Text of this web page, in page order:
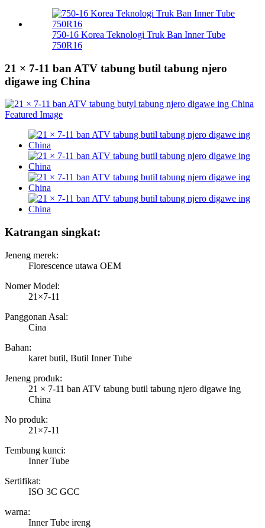
750-16 Korea Teknologi Truk Ban Inner Tube
750R16
21 × 7-11 ban ATV tabung butil tabung njero
digawe ing China
Katrangan singkat:
Jeneng merek:
Florescence utawa OEM
Nomer Model:
21×7-11
Panggonan Asal:
Cina
Bahan:
karet butil, Butil Inner Tube
Jeneng produk:
21 × 7-11 ban ATV tabung butil tabung njero digawe ing
China
No produk:
21×7-11
Tembung kunci:
Inner Tube
Sertifikat:
ISO 3C GCC
warna:
Inner Tube ireng